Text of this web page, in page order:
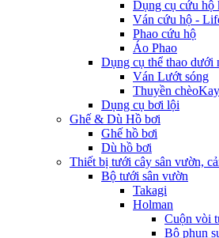
Dụng cụ cứu hộ
Ván cứu hộ -
Phao cứu hộ
Áo Phao
Dụng cụ thể thao dưới
Ván Lướt sóng
Thuyền
Dụng cụ bơi lội
Ghế & Dù Hồ bơi
Ghế hồ bơi
Dù hồ bơi
Thiết bị tưới cây sân vườn,
Bộ tưới sân vườn
Takagi
Holman
Cuộn vòi
Bộ phun